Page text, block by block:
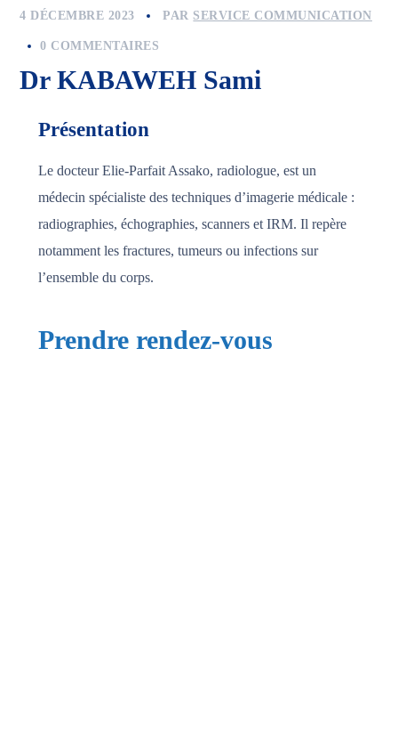
4 DÉCEMBRE 2023 PAR SERVICE COMMUNICATION
0 COMMENTAIRES
Dr KABAWEH Sami
Présentation
Le docteur Elie-Parfait Assako, radiologue, est un
médecin spécialiste des techniques d’imagerie médicale :
radiographies, échographies, scanners et IRM. Il repère
notamment les fractures, tumeurs ou infections sur
l’ensemble du corps.
Prendre rendez-vous